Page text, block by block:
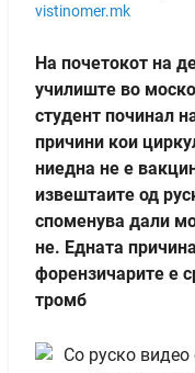
vistinomer.mk
На почетокот на
училиште во
студент починал
причини кои
ниедна не е
извештаите од
споменува дали
не. Едната
форензичарите е
тромб